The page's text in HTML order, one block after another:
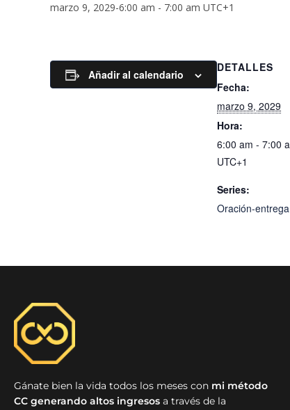
marzo 9, 2029-6:00 am - 7:00 am UTC+1
Añadir al calendario
DETALLES
Fecha:
marzo 9, 2029
Hora:
6:00 am - 7:00
UTC+1
Series:
Oración-
Gánate bien la vida todos los meses con mi método
CC generando altos ingresos a través de la